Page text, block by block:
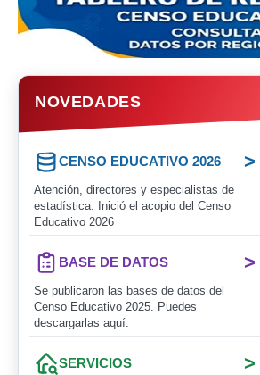
NOVEDADES
CENSO EDUCATIVO 2026 >
Atención, directores y especialistas de
estadística: Inició el acopio del Censo
Educativo 2026
BASE DE DATOS >
Se publicaron las bases de datos del
Censo Educativo 2025. Puedes
descargarlas aquí.
SERVICIOS >